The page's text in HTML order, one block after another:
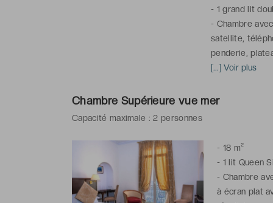
- 1 grand lit
- Chambre
satellite,
penderie,
octobre),
de toilette
[...] Voir plus
Chambre Supérieure vue mer
Capacité maximale : 2 personnes
- 18 m²
- 1 lit Queen
- Chambre
à écran plat